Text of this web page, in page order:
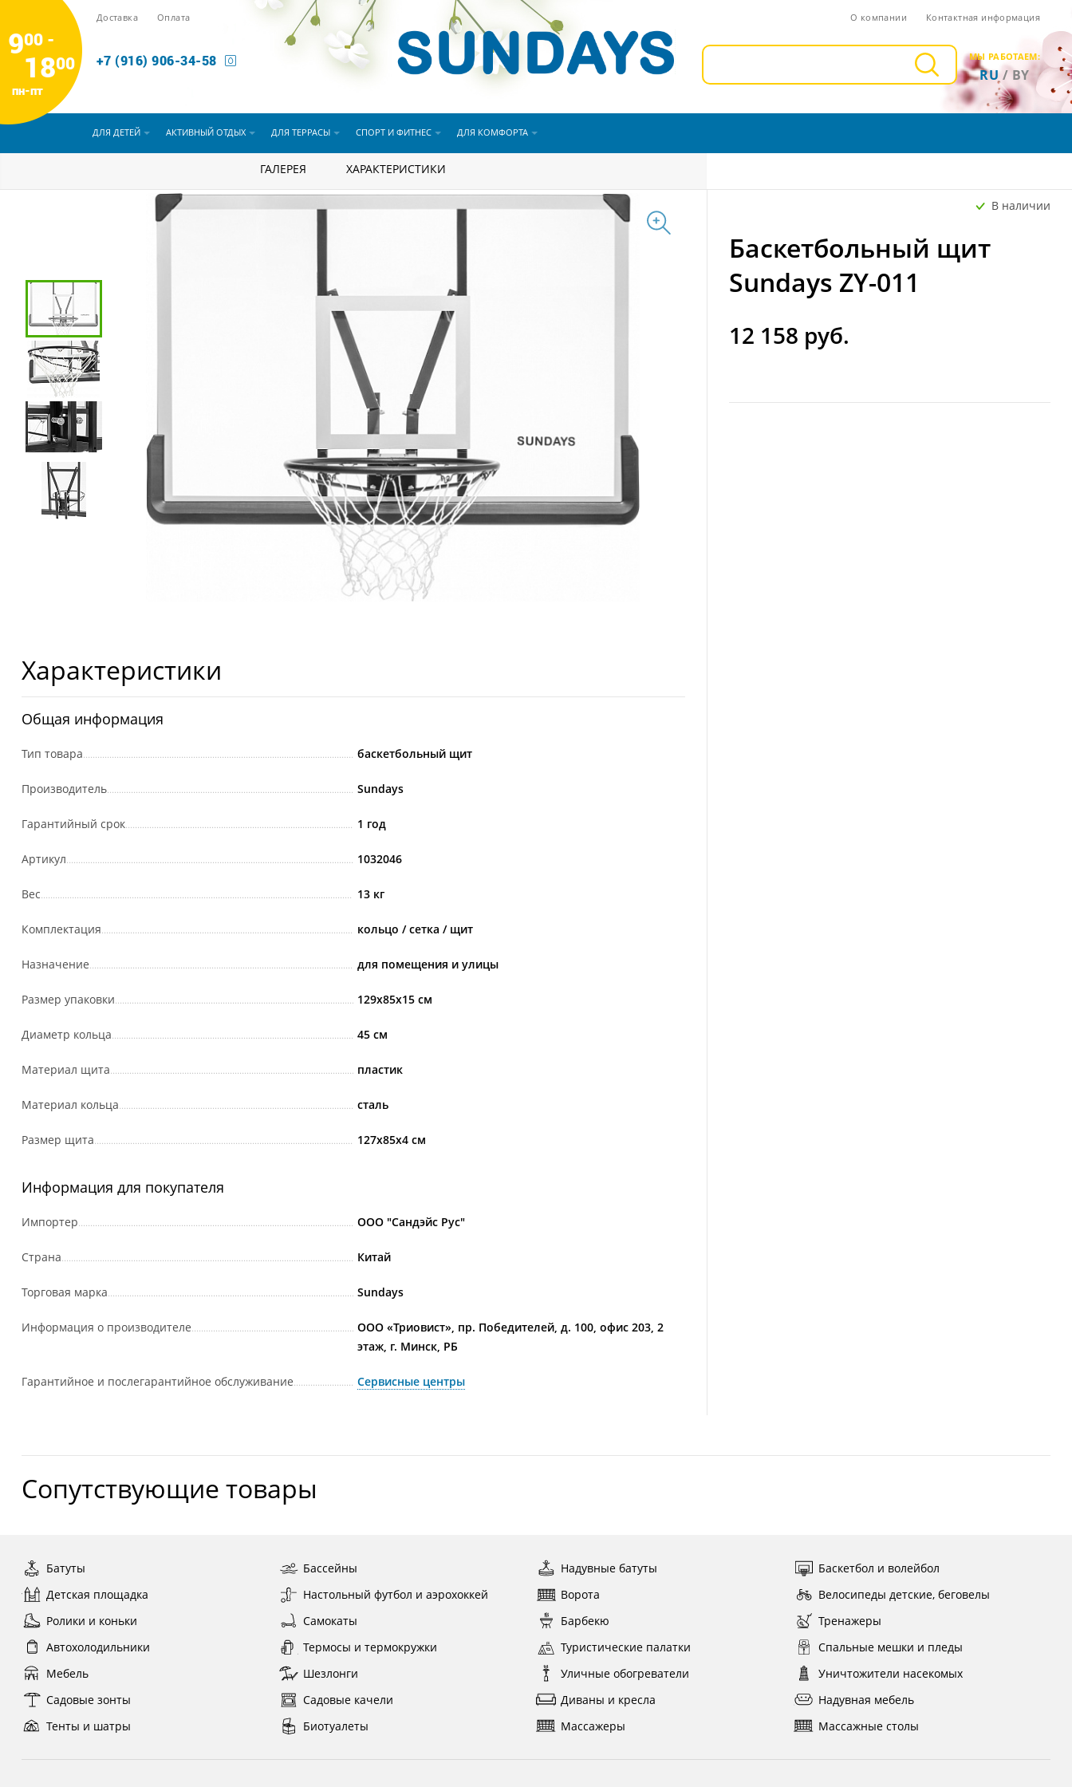
900 -
1800
пн-пт
Доставка Оплата О компании Контактная информация
+7 (916) 906-34-58 МЫ РАБОТАЕМ:
RU/ BY
ДЛЯ ДЕТЕЙ АКТИВНЫЙ ОТДЫХ ДЛЯ ТЕРРАСЫ СПОРТ И ФИТНЕС ДЛЯ КОМФОРТА
Баскетбол и волейбол Баскетбольный щит Sundays ZY-011
В наличии
Баскетбольный щит
Sundays ZY-011
12 158 руб.
ГАЛЕРЕЯ ХАРАКТЕРИСТИКИ
Характеристики
Общая информация
Тип товара баскетбольный щит
Производитель Sundays
Гарантийный срок 1 год
Артикул 1032046
Вес 13 кг
Комплектация кольцо / сетка / щит
Назначение для помещения и улицы
Размер упаковки 129x85x15 см
Диаметр кольца 45 см
Материал щита пластик
Материал кольца сталь
Размер щита 127x85x4 см
Информация для покупателя
Импортер ООО "Сандэйс Рус"
Страна Китай
Торговая марка Sundays
Информация о производителе
ООО «Триовист», пр. Победителей, д. 100, офис 203, 2
этаж, г. Минск, РБ
Гарантийное и послегарантийное обслуживание Сервисные центры
Сопутствующие товары
Батуты Бассейны Надувные батуты
Баскетбол и волейбол
Детская площадка
Настольный футбол и аэрохоккей Ворота
Велосипеды детские, беговелы
Ролики и коньки
Самокаты Барбекю
Тренажеры
Автохолодильники
Термосы и термокружки Туристические палатки
Спальные мешки и пледы
Мебель
Шезлонги Уличные обогреватели
Уничтожители насекомых
Садовые зонты
Садовые качели Диваны и кресла
Надувная мебель
Тенты и шатры
Биотуалеты Массажеры Массажные столы